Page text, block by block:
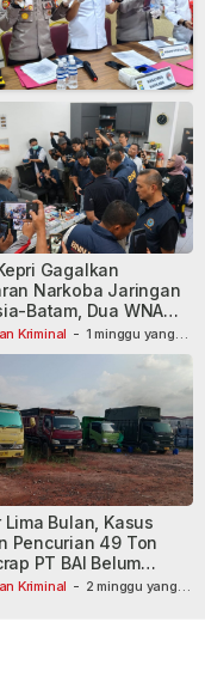
Kriminal - 1 minggu yang
Gagalkan
Narkoba Jaringan
Batam, Dua WNA
Kriminal - 2 minggu yang
Lima Bulan, Kasus
Pencurian 49 Ton
PT BAI Belum
Tersangka